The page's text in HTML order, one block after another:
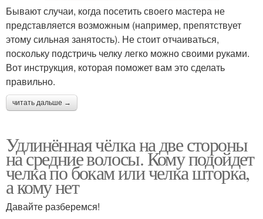
Бывают случаи, когда посетить своего мастера не
представляется возможным (например, препятствует
этому сильная занятость). Не стоит отчаиваться,
поскольку подстричь челку легко можно своими руками.
Вот инструкция, которая поможет вам это сделать
правильно.
читать дальше →
Удлинённая чёлка на две стороны
на средние волосы. Кому подойдет
челка по бокам или челка шторка,
а кому нет
Давайте разберемся!